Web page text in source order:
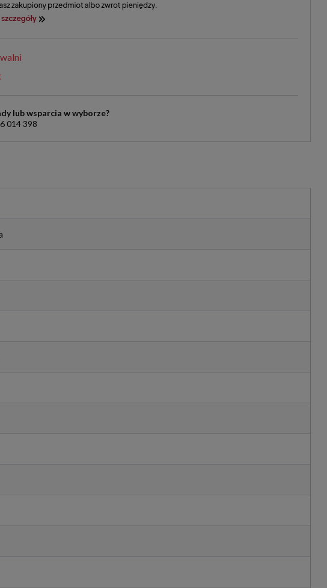
lub wsparcia w wyborze?
014 398